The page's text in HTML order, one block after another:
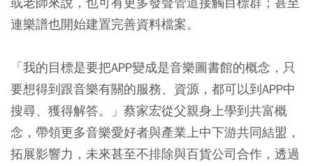
連樂譜也開始建置完善資料檔案。
「我的目標是要把APP變成是音樂圖書館的概念，只
要想得到跟音樂有關的服務、資源，都可以到APP中
搜尋、獲得解答。」蔡家宏從父親身上學到共富概
念，帶領更多音樂愛好者與產業上中下游共同結盟，
拓展影響力，未來甚至不排除與百貨公司合作，透過